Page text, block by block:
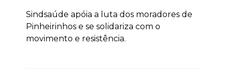
Sindsaúde apóia a luta dos moradores de
Pinheirinhos e se solidariza com o
movimento e resistência.